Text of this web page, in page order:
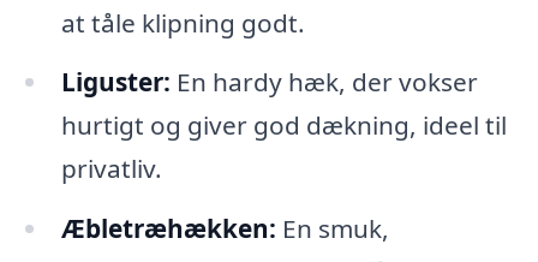
at tåle klipning godt.
Liguster: En hardy hæk, der vokser
hurtigt og giver god dækning, ideel til
privatliv.
Æbletræhækken: En smuk,